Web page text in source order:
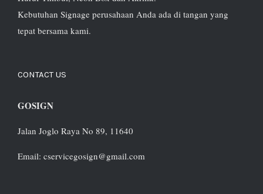
Kebutuhan Signage perusahaan Anda ada di tangan yang
tepat bersama kami.
CONTACT US
GOSIGN
Jalan Joglo Raya No 89, 11640
Email: cservicegosign@gmail.com